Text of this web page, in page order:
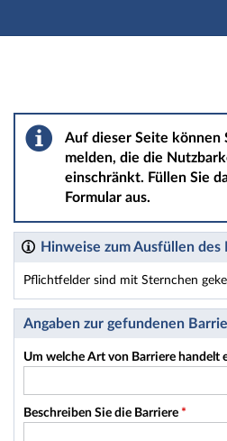
Barriere melden
Auf dieser Seite können
melden, die die
einschränkt. Füllen Sie
Formular aus.
Hinweise zum Ausfüllen des
Pflichtfelder sind mit Sternchen
Dieses Formular enthält Pflichtfelder.
Angaben zur gefundenen
Um welche Art von Barriere handelt
Beschreiben Sie die Barriere *